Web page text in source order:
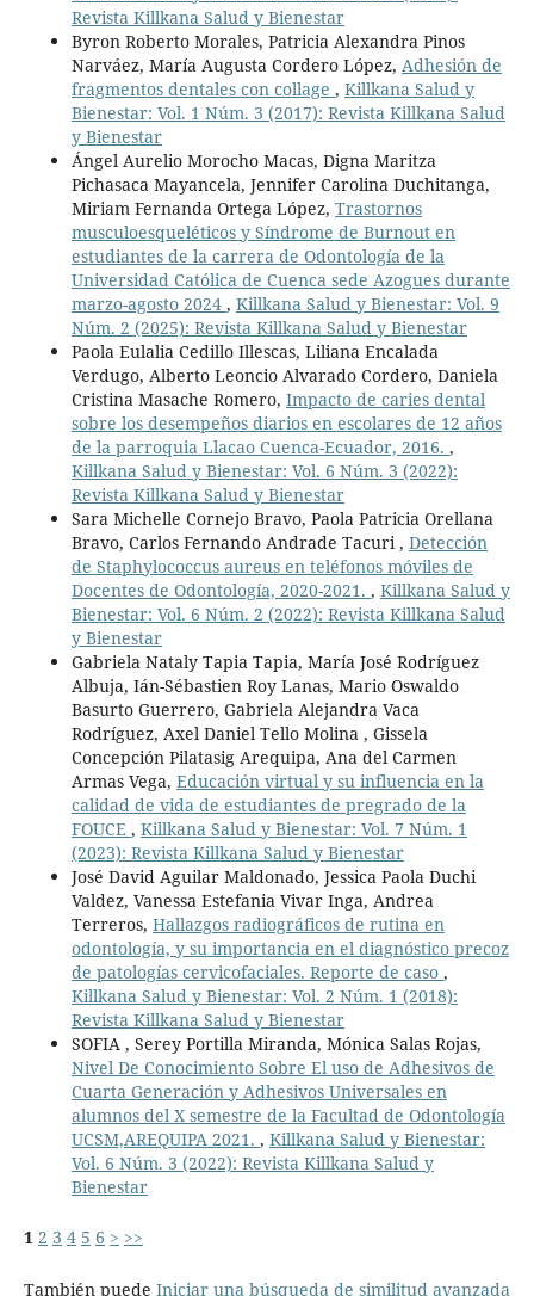
Revista Killkana Salud y Bienestar
Byron Roberto Morales, Patricia Alexandra Pinos
Narváez, María Augusta Cordero López, Adhesión de
fragmentos dentales con collage , Killkana Salud y
Bienestar: Vol. 1 Núm. 3 (2017): Revista Killkana Salud
y Bienestar
Ángel Aurelio Morocho Macas, Digna Maritza
Pichasaca Mayancela, Jennifer Carolina Duchitanga,
Miriam Fernanda Ortega López, Trastornos
musculoesqueléticos y Síndrome de Burnout en
estudiantes de la carrera de Odontología de la
Universidad Católica de Cuenca sede Azogues durante
marzo-agosto 2024 , Killkana Salud y Bienestar: Vol. 9
Núm. 2 (2025): Revista Killkana Salud y Bienestar
Paola Eulalia Cedillo Illescas, Liliana Encalada
Verdugo, Alberto Leoncio Alvarado Cordero, Daniela
Cristina Masache Romero, Impacto de caries dental
sobre los desempeños diarios en escolares de 12 años
de la parroquia Llacao Cuenca-Ecuador, 2016. ,
Killkana Salud y Bienestar: Vol. 6 Núm. 3 (2022):
Revista Killkana Salud y Bienestar
Sara Michelle Cornejo Bravo, Paola Patricia Orellana
Bravo, Carlos Fernando Andrade Tacuri , Detección
de Staphylococcus aureus en teléfonos móviles de
Docentes de Odontología, 2020-2021. , Killkana Salud y
Bienestar: Vol. 6 Núm. 2 (2022): Revista Killkana Salud
y Bienestar
Gabriela Nataly Tapia Tapia, María José Rodríguez
Albuja, Ián-Sébastien Roy Lanas, Mario Oswaldo
Basurto Guerrero, Gabriela Alejandra Vaca
Rodríguez, Axel Daniel Tello Molina , Gissela
Concepción Pilatasig Arequipa, Ana del Carmen
Armas Vega, Educación virtual y su influencia en la
calidad de vida de estudiantes de pregrado de la
FOUCE , Killkana Salud y Bienestar: Vol. 7 Núm. 1
(2023): Revista Killkana Salud y Bienestar
José David Aguilar Maldonado, Jessica Paola Duchi
Valdez, Vanessa Estefania Vivar Inga, Andrea
Terreros, Hallazgos radiográficos de rutina en
odontología, y su importancia en el diagnóstico precoz
de patologías cervicofaciales. Reporte de caso ,
Killkana Salud y Bienestar: Vol. 2 Núm. 1 (2018):
Revista Killkana Salud y Bienestar
SOFIA , Serey Portilla Miranda, Mónica Salas Rojas,
Nivel De Conocimiento Sobre El uso de Adhesivos de
Cuarta Generación y Adhesivos Universales en
alumnos del X semestre de la Facultad de Odontología
UCSM,AREQUIPA 2021. , Killkana Salud y Bienestar:
Vol. 6 Núm. 3 (2022): Revista Killkana Salud y
Bienestar
1 2 3 4 5 6 > >>
También puede Iniciar una búsqueda de similitud avanzada